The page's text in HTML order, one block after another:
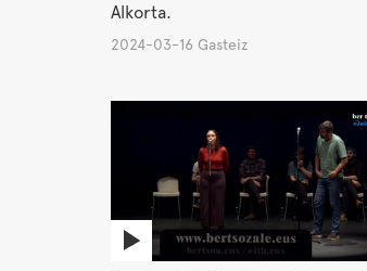
Alkorta.
2024-03-16 Gasteiz